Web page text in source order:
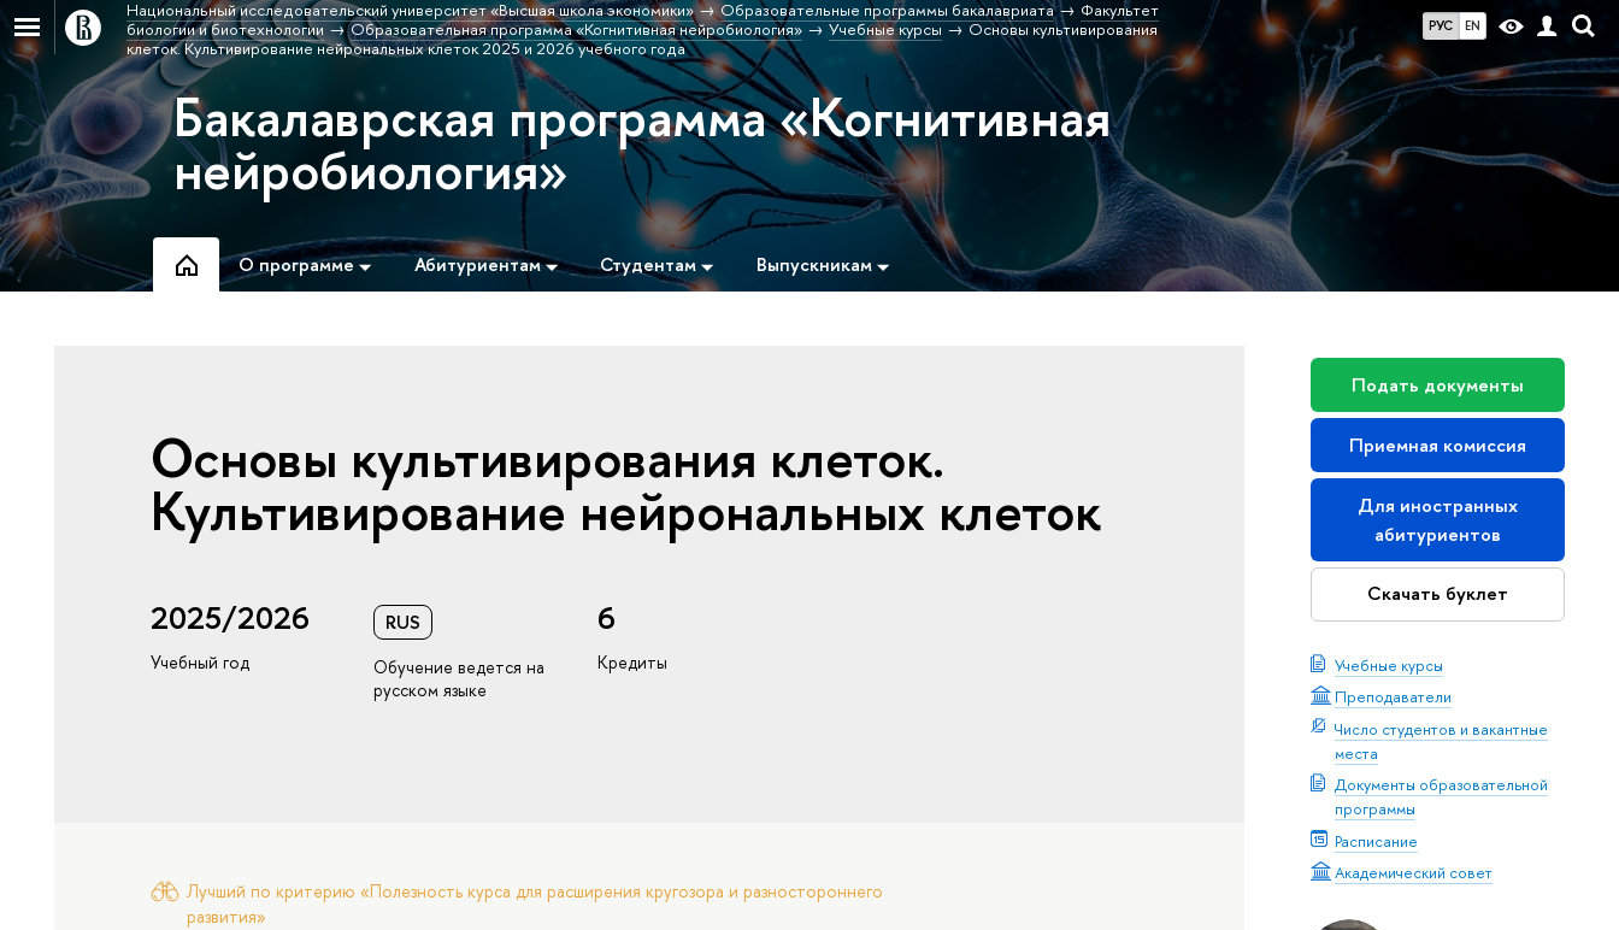
РУС EN
Национальный исследовательский университет «Высшая школа экономики» Образовательные программы бакалавриата
Факультет
биологии и биотехнологии
Образовательная программа «Когнитивная нейробиология» Учебные курсы
Основы культивирования
клеток. Культивирование нейрональных клеток 2025 и 2026 учебного года
Бакалаврская программа «Когнитивная
нейробиология»
О программе Абитуриентам Студентам Выпускникам
Подать документы
Приемная комиссия
Для иностранных
абитуриентов
Скачать буклет
Учебные курсы
Преподаватели
Число студентов и вакантные
места
Документы образовательной
программы
Расписание
Академический совет
Основы культивирования клеток.
Культивирование нейрональных клеток
2025/2026
Учебный год
RUS
Обучение ведется на
русском языке
6
Кредиты
Лучший по критерию «Полезность курса для расширения кругозора и разностороннего
развития»